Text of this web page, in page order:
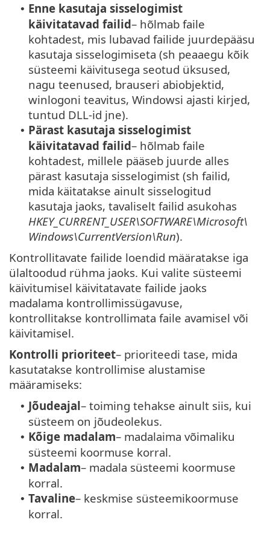
• Enne kasutaja sisselogimist
käivitatavad failid– hõlmab faile
kohtadest, mis lubavad failide juurdepääsu
kasutaja sisselogimiseta (sh peaaegu kõik
süsteemi käivitusega seotud üksused,
nagu teenused, brauseri abiobjektid,
winlogoni teavitus, Windowsi ajasti kirjed,
tuntud DLL-id jne).
• Pärast kasutaja sisselogimist
käivitatavad failid– hõlmab faile
kohtadest, millele pääseb juurde alles
pärast kasutaja sisselogimist (sh failid,
mida käitatakse ainult sisselogitud
kasutaja jaoks, tavaliselt failid asukohas
HKEY_CURRENT_USER\SOFTWARE\Microsoft\
Windows\CurrentVersion\Run).
Kontrollitavate failide loendid määratakse iga
ülaltoodud rühma jaoks. Kui valite süsteemi
käivitumisel käivitatavate failide jaoks
madalama kontrollimissügavuse,
kontrollitakse kontrollimata faile avamisel või
käivitamisel.
Kontrolli prioriteet– prioriteedi tase, mida
kasutatakse kontrollimise alustamise
määramiseks:
• Jõudeajal– toiming tehakse ainult siis, kui
süsteem on jõudeolekus.
• Kõige madalam– madalaima võimaliku
süsteemi koormuse korral.
• Madalam– madala süsteemi koormuse
korral.
• Tavaline– keskmise süsteemikoormuse
korral.